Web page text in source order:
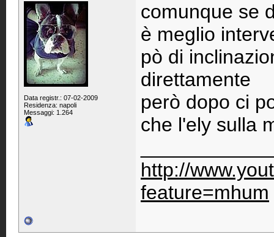
Data registr.: 07-02-2009
Residenza: napoli
Messaggi: 1.264
comunque se
è meglio
pò di
direttamente
però dopo ci
che l'ely sulla
http://
feature=mhum